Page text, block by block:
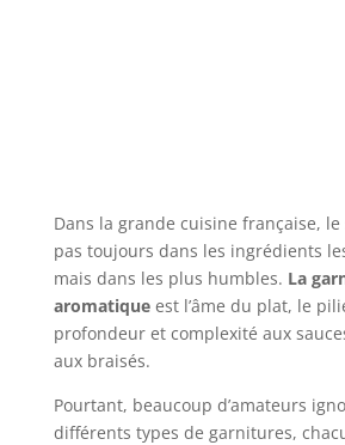
Dans la grande cuisine française,
pas toujours dans les ingrédients
mais dans les plus humbles. La
aromatiqueest l’âme du plat, le
profondeur et complexité aux
aux braisés.
Pourtant, beaucoup d’amateurs
différents types de garnitures,